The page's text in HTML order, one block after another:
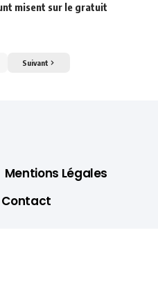
misent sur le gratuit
Suivant
Mentions Légales
Contact